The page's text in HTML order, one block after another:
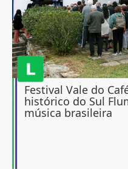
Festival Vale do
histórico do Sul
música brasileira